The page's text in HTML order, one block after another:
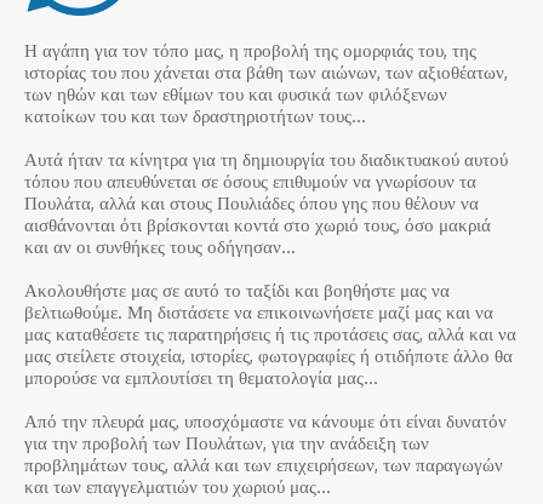
Η αγάπη για τον τόπο μας, η προβολή της ομορφιάς του, της
ιστορίας του που χάνεται στα βάθη των αιώνων, των αξιοθέατων,
των ηθών και των εθίμων του και φυσικά των φιλόξενων
κατοίκων του και των δραστηριοτήτων τους…
Αυτά ήταν τα κίνητρα για τη δημιουργία του διαδικτυακού αυτού
τόπου που απευθύνεται σε όσους επιθυμούν να γνωρίσουν τα
Πουλάτα, αλλά και στους Πουλιάδες όπου γης που θέλουν να
αισθάνονται ότι βρίσκονται κοντά στο χωριό τους, όσο μακριά
και αν οι συνθήκες τους οδήγησαν…
Ακολουθήστε μας σε αυτό το ταξίδι και βοηθήστε μας να
βελτιωθούμε. Μη διστάσετε να επικοινωνήσετε μαζί μας και να
μας καταθέσετε τις παρατηρήσεις ή τις προτάσεις σας, αλλά και να
μας στείλετε στοιχεία, ιστορίες, φωτογραφίες ή οτιδήποτε άλλο θα
μπορούσε να εμπλουτίσει τη θεματολογία μας…
Από την πλευρά μας, υποσχόμαστε να κάνουμε ότι είναι δυνατόν
για την προβολή των Πουλάτων, για την ανάδειξη των
προβλημάτων τους, αλλά και των επιχειρήσεων, των παραγωγών
και των επαγγελματιών του χωριού μας…